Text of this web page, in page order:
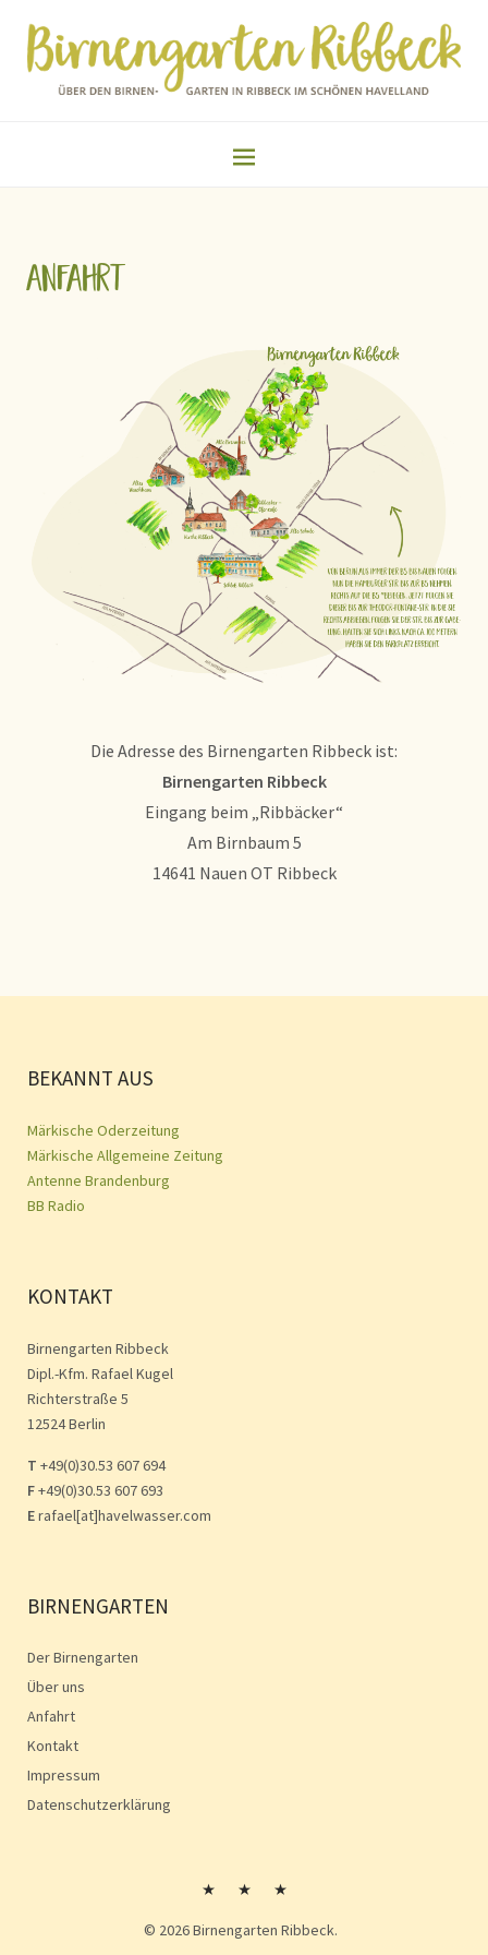
Anfahrt
Die Adresse des Birnengarten Ribbeck ist:
Birnengarten Ribbeck
Eingang beim „Ribbäcker“
Am Birnbaum 5
14641 Nauen OT Ribbeck
BEKANNT AUS
Märkische Oderzeitung
Märkische Allgemeine Zeitung
Antenne Brandenburg
BB Radio
KONTAKT
Birnengarten Ribbeck
Dipl.-Kfm. Rafael Kugel
Richterstraße 5
12524 Berlin
T +49(0)30.53 607 694
F+49(0)30.53 607 693
Erafael[at]havelwasser.com
BIRNENGARTEN
Der Birnengarten
Über uns
Anfahrt
Kontakt
Impressum
Datenschutzerklärung
KontaktImpressumImpressum
© 2026Birnengarten Ribbeck.